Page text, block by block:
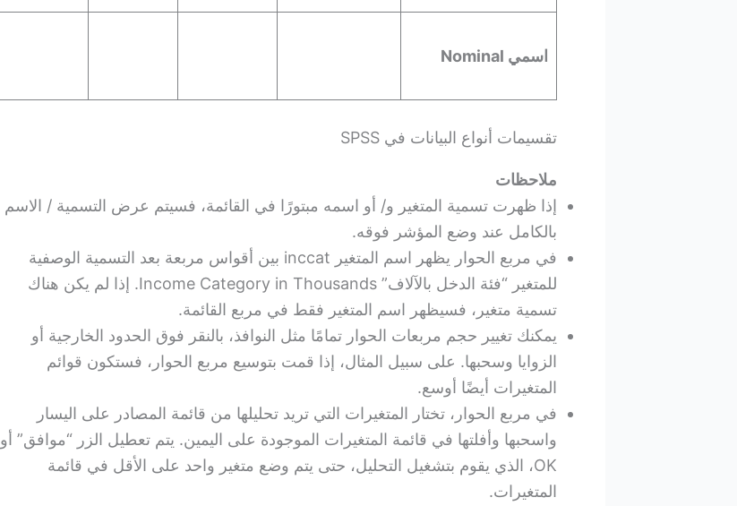
اسمي Nominal
تقسيمات أنواع البيانات في SPSS
ملاحظات
إذا ظهرت تسمية المتغير و/ أو اسمه مبتورًا في القائمة، فسيتم عرض التسمية / الاسم
بالكامل عند وضع المؤشر فوقه.
في مربع الحوار يظهر اسم المتغير inccat بين أقواس مربعة بعد التسمية الوصفية
للمتغير “فئة الدخل بالآلاف” Income Category in Thousands. إذا لم يكن هناك
تسمية متغير، فسيظهر اسم المتغير فقط في مربع القائمة.
يمكنك تغيير حجم مربعات الحوار تمامًا مثل النوافذ، بالنقر فوق الحدود الخارجية أو
الزوايا وسحبها. على سبيل المثال، إذا قمت بتوسيع مربع الحوار، فستكون قوائم
المتغيرات أيضًا أوسع.
في مربع الحوار، تختار المتغيرات التي تريد تحليلها من قائمة المصادر على اليسار
واسحبها وأفلتها في قائمة المتغيرات الموجودة على اليمين. يتم تعطيل الزر “موافق” أو
OK، الذي يقوم بتشغيل التحليل، حتى يتم وضع متغير واحد على الأقل في قائمة
المتغيرات.